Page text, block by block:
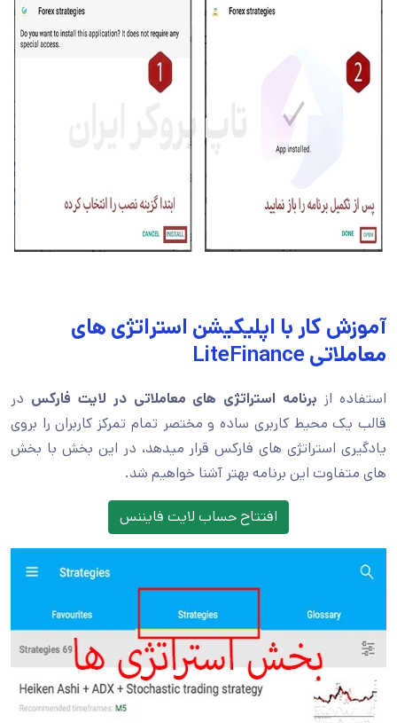
آموزش کار با اپلیکیشن استراتژی های
معاملاتی LiteFinance
استفاده از برنامه استراتژی های معاملاتی در لایت فارکس در
قالب یک محیط کاربری ساده و مختصر تمام تمرکز کاربران را بروی
یادگیری استراتژی های فارکس قرار میدهد، در این بخش با بخش
های متفاوت این برنامه بهتر آشنا خواهیم شد.
افتتاح حساب لایت فایننس